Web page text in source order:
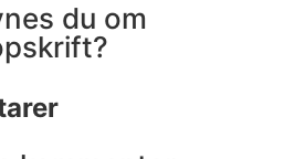
du om